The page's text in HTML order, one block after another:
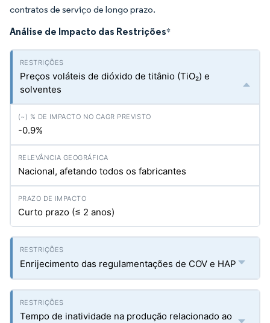
contratos de serviço de longo prazo.
Análise de Impacto das Restrições*
Preços voláteis de dióxido de titânio (TiO₂) e
solventes
-0.9%
Nacional, afetando todos os fabricantes
Curto prazo (≤ 2 anos)
Enrijecimento das regulamentações de COV e HAP
Tempo de inatividade na produção relacionado ao